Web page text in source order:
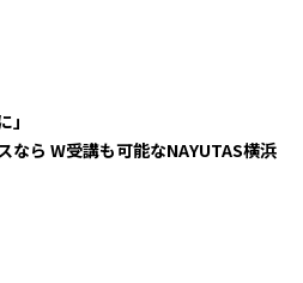
なら W受講も可能なNAYUTAS横浜